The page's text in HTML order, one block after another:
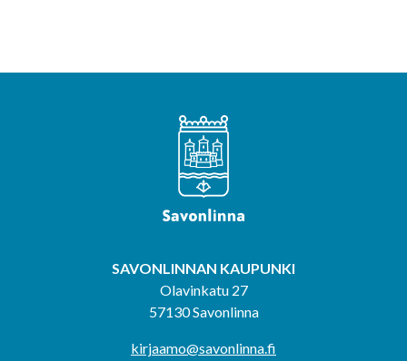
SAVONLINNAN KAUPUNKI
Olavinkatu 27
57130 Savonlinna
kirjaamo@savonlinna.fi